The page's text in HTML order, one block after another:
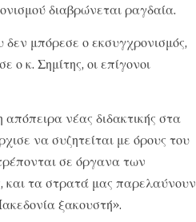
διαβρώνεται ραγδαία.
μπόρεσε ο εκσυγχρονισμός,
ο κ. Σημίτης, οι επίγονοι
απόπειρα νέας διδακτικής στα
να συζητείται με όρους του
σε όργανα των
και τα στρατά μας παρελαύνουν
ξακουστή».